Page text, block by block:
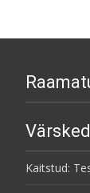
Kaitstud: